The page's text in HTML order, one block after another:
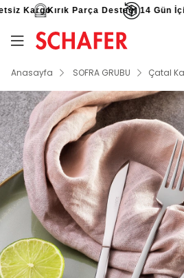
KargoKırık Parça Desteği 14 Gün
Anasayfa SOFRA GRUBU Çatal